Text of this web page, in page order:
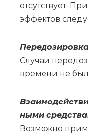
отсутствует.
эффектов
Пе­ре­до­зи­ров­ка
Слу­чаи
вре­ме­ни не
ны­ми
Воз­мож­но